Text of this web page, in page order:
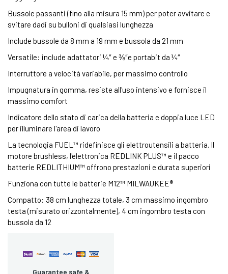
Bussole passanti (fino alla misura 15 mm) per poter avvitare e
svitare dadi su bulloni di qualsiasi lunghezza
Include bussole da 8 mm a 19 mm e bussola da 21 mm
Versatile: include adattatori ¼″ e ⅜″e portabit da ¼″
Interruttore a velocità variabile, per massimo controllo
Impugnatura in gomma, resiste all'uso intensivo e fornisce il
massimo comfort
Indicatore dello stato di carica della batteria e doppia luce LED
per illuminare l'area di lavoro
La tecnologia FUEL™ ridefinisce gli elettroutensili a batteria. Il
motore brushless, l'elettronica REDLINK PLUS™ e il pacco
batterie REDLITHIUM™ offrono prestazioni e durata superiori
Funziona con tutte le batterie M12™ MILWAUKEE®
Compatto: 38 cm lunghezza totale, 3 cm massimo ingombro
testa (misurato orizzontalmente), 4 cm ingombro testa con
bussola da 12
Guarantee safe &